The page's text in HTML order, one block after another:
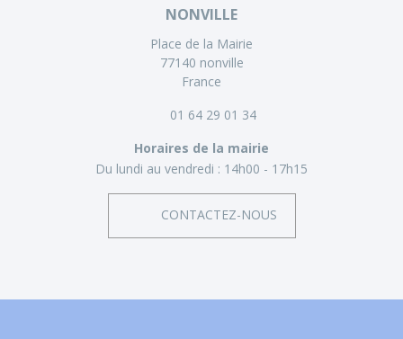
NONVILLE
Place de la Mairie
77140 nonville
France
01 64 29 01 34
Horaires de la mairie
Du lundi au vendredi : 14h00 - 17h15
CONTACTEZ-NOUS